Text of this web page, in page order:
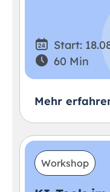
Start:
60 Min
Mehr
Workshop